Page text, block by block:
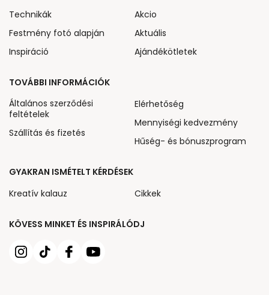
KÖVESS MINKET ÉS INSPIRÁLÓDJ
Technikák
Festmény fotó alapján
Inspiráció
Akcio
Aktuális
Ajándékötletek
TOVÁBBI INFORMÁCIÓK
Általános szerződési
feltételek
Szállítás és fizetés
Elérhetőség
Mennyiségi kedvezmény
Hűség- és bónuszprogram
GYAKRAN ISMÉTELT KÉRDÉSEK
Kreatív kalauz
Cikkek